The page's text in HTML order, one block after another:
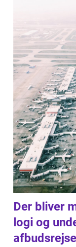
Der bliver
logi og
afbudsrejse